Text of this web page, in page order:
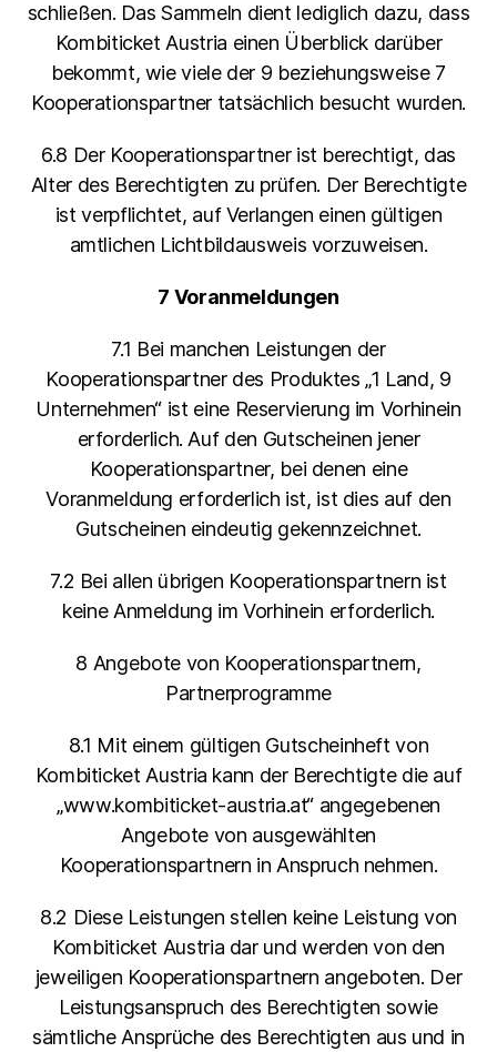
schließen. Das Sammeln dient lediglich dazu, dass
Kombiticket Austria einen Überblick darüber
bekommt, wie viele der 9 beziehungsweise 7
Kooperationspartner tatsächlich besucht wurden.
6.8 Der Kooperationspartner ist berechtigt, das
Alter des Berechtigten zu prüfen. Der Berechtigte
ist verpflichtet, auf Verlangen einen gültigen
amtlichen Lichtbildausweis vorzuweisen.
7 Voranmeldungen
7.1 Bei manchen Leistungen der
Kooperationspartner des Produktes „1 Land, 9
Unternehmen“ ist eine Reservierung im Vorhinein
erforderlich. Auf den Gutscheinen jener
Kooperationspartner, bei denen eine
Voranmeldung erforderlich ist, ist dies auf den
Gutscheinen eindeutig gekennzeichnet.
7.2 Bei allen übrigen Kooperationspartnern ist
keine Anmeldung im Vorhinein erforderlich.
8 Angebote von Kooperationspartnern,
Partnerprogramme
8.1 Mit einem gültigen Gutscheinheft von
Kombiticket Austria kann der Berechtigte die auf
„www.kombiticket-austria.at“ angegebenen
Angebote von ausgewählten
Kooperationspartnern in Anspruch nehmen.
8.2 Diese Leistungen stellen keine Leistung von
Kombiticket Austria dar und werden von den
jeweiligen Kooperationspartnern angeboten. Der
Leistungsanspruch des Berechtigten sowie
sämtliche Ansprüche des Berechtigten aus und in